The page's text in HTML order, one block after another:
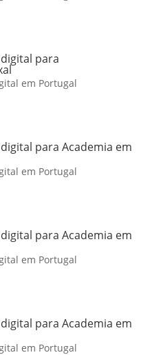
para
em Portugal
para Academia em
em Portugal
para Academia em
em Portugal
para Academia em
em Portugal